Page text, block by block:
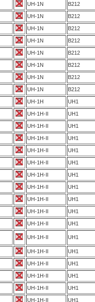
UH-1N B212
UH-1N B212
UH-1N B212
UH-1N B212
UH-1N B212
UH-1N B212
UH-1N B212
UH-1N B212
UH-1H UH1
UH-1H-II UH1
UH-1H-II UH1
UH-1H-II UH1
UH-1H-II UH1
UH-1H-II UH1
UH-1H-II UH1
UH-1H-II UH1
UH-1H-II UH1
UH-1H-II UH1
UH-1H-II UH1
UH-1H-II UH1
UH-1H-II UH1
UH-1H-II UH1
UH-1H-II UH1
UH-1H-II UH1
UH-1H-II UH1